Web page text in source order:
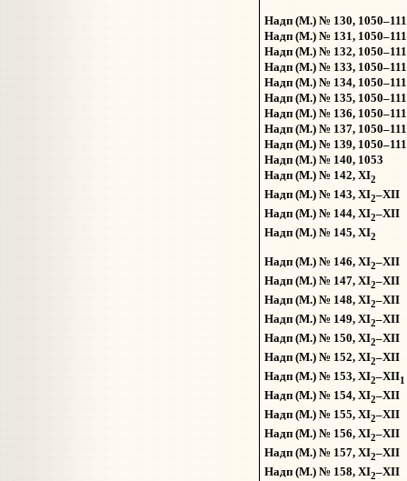
Надп (М.) № 130,
Надп (М.) № 131,
Надп (М.) № 132,
Надп (М.) № 133,
Надп (М.) № 134,
Надп (М.) № 135,
Надп (М.) № 136,
Надп (М.) № 137,
Надп (М.) № 139,
Надп (М.) № 140, 1053
Надп (М.) № 142, XI2
Надп (М.) № 143, XI2–XII
Надп (М.) № 144, XI2–XII
Надп (М.) № 145, XI2
Надп (М.) № 146, XI2–XII
Надп (М.) № 147, XI2–XII
Надп (М.) № 148, XI2–XII
Надп (М.) № 149, XI2–XII
Надп (М.) № 150, XI2–XII
Надп (М.) № 152, XI2–XII
Надп (М.) № 153, XI2–XII1
Надп (М.) № 154, XI2–XII
Надп (М.) № 155, XI2–XII
Надп (М.) № 156, XI2–XII
Надп (М.) № 157, XI2–XII
Надп (М.) № 158, XI2–XII